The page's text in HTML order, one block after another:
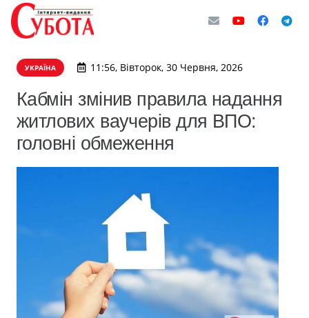
УКРАЇНА 11:56, Вівторок, 30 Червня, 2026
Кабмін змінив правила надання
житлових ваучерів для ВПО:
головні обмеження